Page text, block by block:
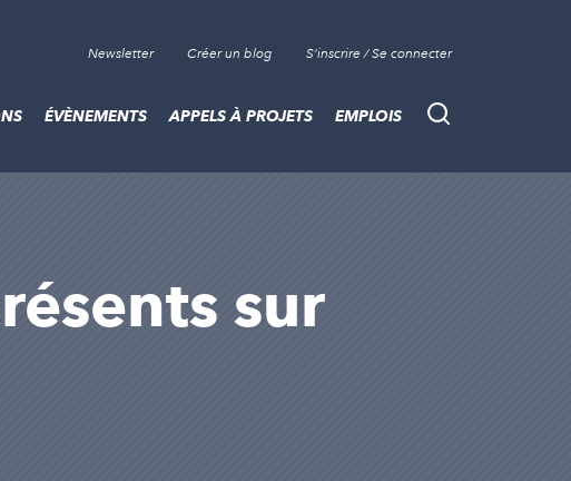
Newsletter Créer un blog S'inscrire / Se connecter
Recherche
ÉVÈNEMENTS APPELS À PROJETS EMPLOIS
sur